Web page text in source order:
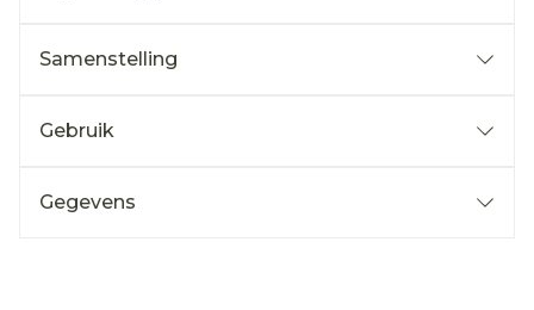
Samenstelling
Gebruik
Gegevens